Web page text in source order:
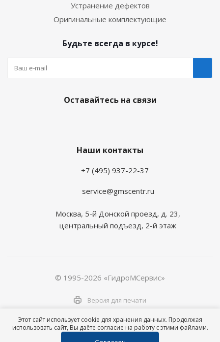
Устранение дефектов
Оригинальные комплектующие
Будьте всегда в курсе!
Оставайтесь на связи
Наши контакты
+7 (495) 937-22-37
service@gmscentr.ru
Москва, 5-й Донской проезд, д. 23,
центральный подъезд, 2-й этаж
© 1995-2026 «ГидроМСервис»
Версия для печати
Этот сайт использует cookie для хранения данных. Продолжая
использовать сайт, Вы даёте согласие на работу с этими файлами.